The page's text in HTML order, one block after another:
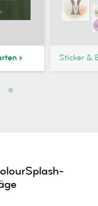
Sticker &